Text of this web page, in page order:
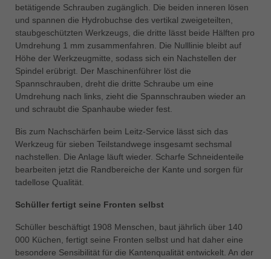
betätigende Schrauben zugänglich. Die beiden inneren lösen
und spannen die Hydrobuchse des vertikal zweigeteilten,
staubgeschützten Werkzeugs, die dritte lässt beide Hälften pro
Umdrehung 1 mm zusammenfahren. Die Nulllinie bleibt auf
Höhe der Werkzeugmitte, sodass sich ein Nachstellen der
Spindel erübrigt. Der Maschinenführer löst die
Spannschrauben, dreht die dritte Schraube um eine
Umdrehung nach links, zieht die Spannschrauben wieder an
und schraubt die Spanhaube wieder fest.
Bis zum Nachschärfen beim Leitz-Service lässt sich das
Werkzeug für sieben Teilstandwege insgesamt sechsmal
nachstellen. Die Anlage läuft wieder. Scharfe Schneidenteile
bearbeiten jetzt die Randbereiche der Kante und sorgen für
tadellose Qualität.
Schüller fertigt seine Fronten selbst
Schüller beschäftigt 1908 Menschen, baut jährlich über 140
000 Küchen, fertigt seine Fronten selbst und hat daher eine
besondere Sensibilität für die Kantenqualität entwickelt. An der